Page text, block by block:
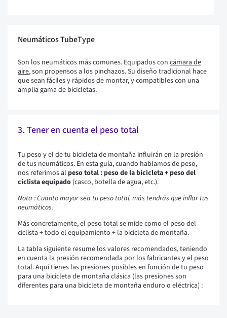
Neumáticos TubeType
Son los neumáticos más comunes. Equipados con cámara de
aire, son propensos a los pinchazos. Su diseño tradicional hace
que sean fáciles y rápidos de montar, y compatibles con una
amplia gama de bicicletas.
3. Tener en cuenta el peso total
Tu peso y el de tu bicicleta de montaña influirán en la presión
de tus neumáticos. En esta guía, cuando hablamos de peso,
nos referimos al peso total : peso de la bicicleta + peso del
ciclista equipado (casco, botella de agua, etc.).
Nota : Cuanto mayor sea tu peso total, más tendrás que inflar tus
neumáticos.
Más concretamente, el peso total se mide como el peso del
ciclista + todo el equipamiento + la bicicleta de montaña.
La tabla siguiente resume los valores recomendados, teniendo
en cuenta la presión recomendada por los fabricantes y el peso
total. Aquí tienes las presiones posibles en función de tu peso
para una bicicleta de montaña clásica (las presiones son
diferentes para una bicicleta de montaña enduro o eléctrica) :